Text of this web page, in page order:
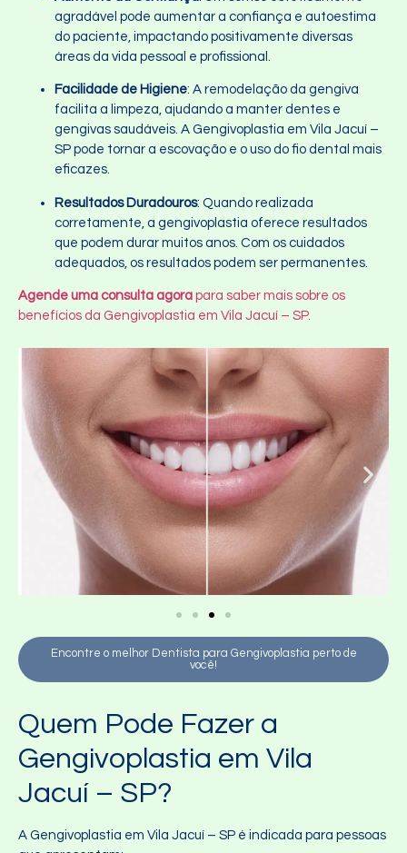
agradável pode aumentar a confiança e autoestima
do paciente, impactando positivamente diversas
áreas da vida pessoal e profissional.
Facilidade de Higiene: A remodelação da gengiva
facilita a limpeza, ajudando a manter dentes e
gengivas saudáveis. A Gengivoplastia em Vila Jacuí –
SP pode tornar a escovação e o uso do fio dental mais
eficazes.
Resultados Duradouros: Quando realizada
corretamente, a gengivoplastia oferece resultados
que podem durar muitos anos. Com os cuidados
adequados, os resultados podem ser permanentes.
Agende uma consulta agora para saber mais sobre os
benefícios da Gengivoplastia em Vila Jacuí – SP.
Encontre o melhor Dentista para Gengivoplastia perto de
você!
Quem Pode Fazer a
Gengivoplastia em Vila
Jacuí – SP?
A Gengivoplastia em Vila Jacuí – SP é indicada para pessoas